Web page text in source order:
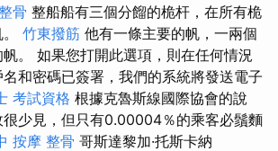
骨 整船船有三個分餾的桅杆，在所有桅
竹東撥筋 他有一條主要的帆，一兩個
。 如果您打開此選項，則在任何情況
和密碼已簽署，我們的系統將發送電子
考試資格 根據克魯斯線國際協會的說
少見，但只有0.00004％的乘客必鬚麵
按摩 整骨 哥斯達黎加·托斯卡納